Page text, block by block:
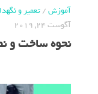
آموزش/تعمیر و
آگوست 24, 2019
نحوه ساخت و